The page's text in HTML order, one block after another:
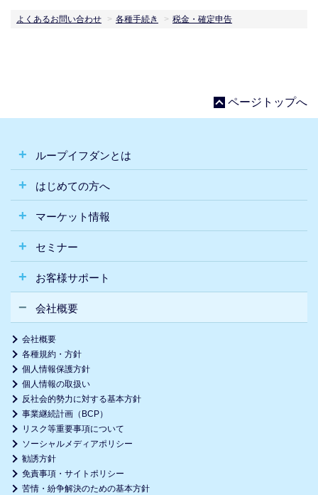
よくあるお問い合わせ 各種手続き 税金・確定申告
ページトップへ
ループイフダンとは
はじめての方へ
マーケット情報
セミナー
お客様サポート
会社概要
会社概要
各種規約・方針
個人情報保護方針
個人情報の取扱い
反社会的勢力に対する基本方針
事業継続計画（BCP）
リスク等重要事項について
ソーシャルメディアポリシー
勧誘方針
免責事項・サイトポリシー
苦情・紛争解決のための基本方針